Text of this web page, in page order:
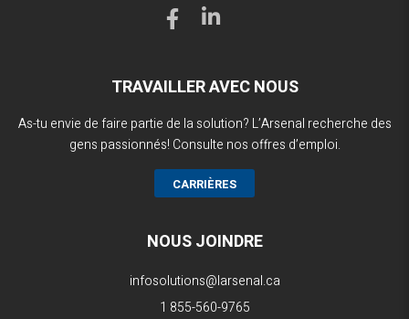
TRAVAILLER AVEC NOUS
As-tu envie de faire partie de la solution? L’Arsenal recherche des
gens passionnés! Consulte nos offres d’emploi.
CARRIÈRES
NOUS JOINDRE
infosolutions@larsenal.ca
1 855-560-9765